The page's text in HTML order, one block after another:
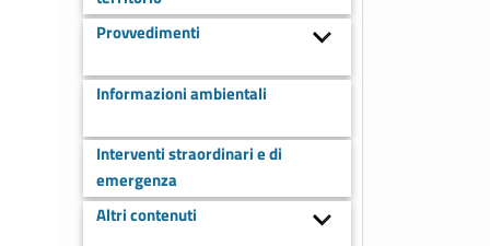
Provvedimenti
Informazioni ambientali
Interventi straordinari e di
emergenza
Altri contenuti